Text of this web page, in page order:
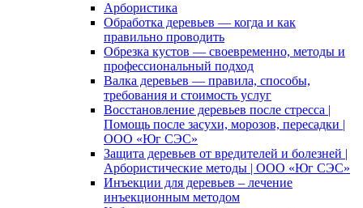
Арбористика
Обработка деревьев — когда и как
правильно проводить
Обрезка кустов — своевременно, методы и
профессиональный подход
Валка деревьев — правила, способы,
требования и стоимость услуг
Восстановление деревьев после стресса |
Помощь после засухи, морозов, пересадки |
ООО «Юг СЭС»
Защита деревьев от вредителей и болезней |
Арбористические методы | ООО «Юг СЭС»
Инъекции для деревьев – лечение
инъекционным методом